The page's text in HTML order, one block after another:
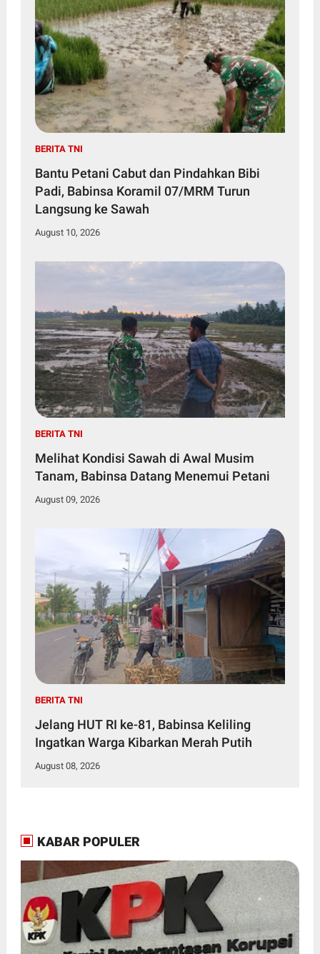
BERITA TNI
Bantu Petani Cabut dan Pindahkan Bibi
Padi, Babinsa Koramil 07/MRM Turun
Langsung ke Sawah
August 10, 2026
BERITA TNI
Melihat Kondisi Sawah di Awal Musim
Tanam, Babinsa Datang Menemui Petani
August 09, 2026
BERITA TNI
Jelang HUT RI ke-81, Babinsa Keliling
Ingatkan Warga Kibarkan Merah Putih
August 08, 2026
KABAR POPULER